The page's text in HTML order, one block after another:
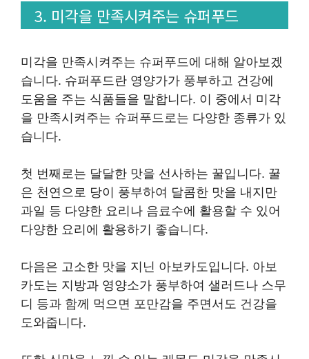
3. 미각을 만족시켜주는 슈퍼푸드
미각을 만족시켜주는 슈퍼푸드에 대해 알아보겠
습니다. 슈퍼푸드란 영양가가 풍부하고 건강에
도움을 주는 식품들을 말합니다. 이 중에서 미각
을 만족시켜주는 슈퍼푸드로는 다양한 종류가 있
습니다.
첫 번째로는 달달한 맛을 선사하는 꿀입니다. 꿀
은 천연으로 당이 풍부하여 달콤한 맛을 내지만
과일 등 다양한 요리나 음료수에 활용할 수 있어
다양한 요리에 활용하기 좋습니다.
다음은 고소한 맛을 지닌 아보카도입니다. 아보
카도는 지방과 영양소가 풍부하여 샐러드나 스무
디 등과 함께 먹으면 포만감을 주면서도 건강을
도와줍니다.